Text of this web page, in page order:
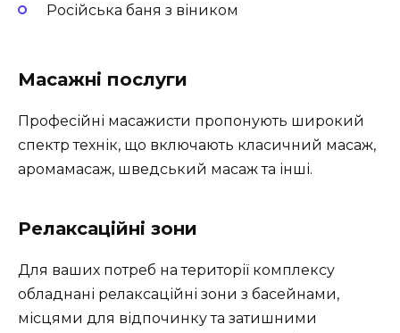
Російська баня з віником
Масажні послуги
Професійні масажисти пропонують широкий
спектр технік, що включають класичний масаж,
аромамасаж, шведський масаж та інші.
Релаксаційні зони
Для ваших потреб на території комплексу
обладнані релаксаційні зони з басейнами,
місцями для відпочинку та затишними